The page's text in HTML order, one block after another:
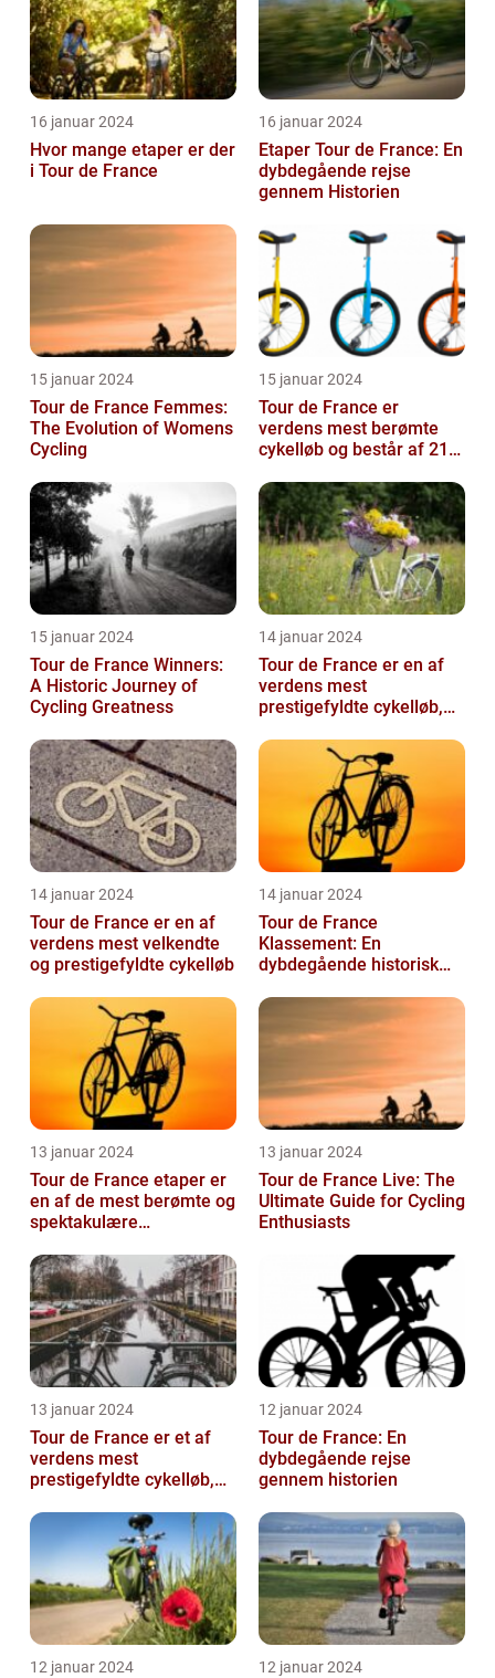
16 januar 2024
Hvor mange etaper er der
i Tour de France
16 januar 2024
Etaper Tour de France: En
dybdegående rejse
gennem Historien
15 januar 2024
Tour de France Femmes:
The Evolution of Womens
Cycling
15 januar 2024
Tour de France er
verdens mest berømte
cykelløb og består af 21
15 januar 2024
Tour de France Winners:
A Historic Journey of
Cycling Greatness
14 januar 2024
Tour de France er en af
verdens mest
prestigefyldte cykelløb,
seere hver...
14 januar 2024
Tour de France er en af
verdens mest velkendte
og prestigefyldte cykelløb
14 januar 2024
Tour de France
Klassement: En
dybdegående historisk
13 januar 2024
Tour de France etaper er
en af de mest berømte og
spektakulære
professionel c...
13 januar 2024
Tour de France Live: The
Ultimate Guide for Cycling
Enthusiasts
13 januar 2024
Tour de France er et af
verdens mest
prestigefyldte cykelløb,
opmærksomhed fra
sports...
12 januar 2024
Tour de France: En
dybdegående rejse
gennem historien
12 januar 2024 12 januar 2024